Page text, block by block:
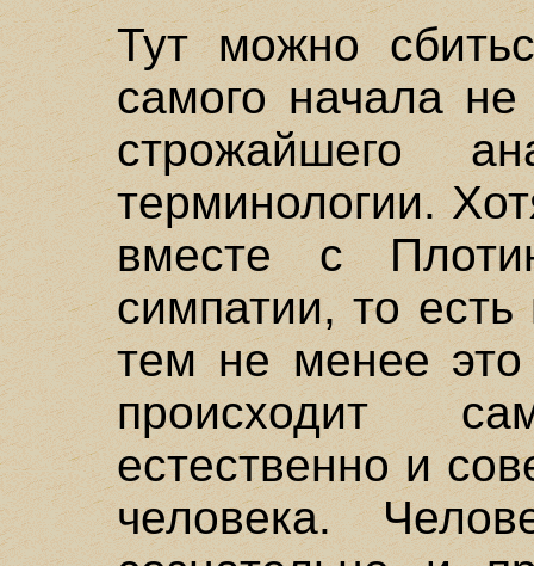
Тут можно
самого начала
строжайшего
терминологии.
вместе с
симпатии, то
тем не менее это
происходит
естественно и
человека.